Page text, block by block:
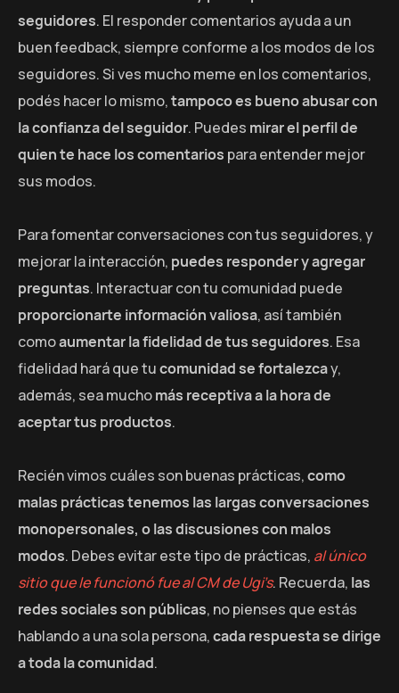
seguidores. El responder comentarios ayuda a un
buen feedback, siempre conforme a los modos de los
seguidores. Si ves mucho meme en los comentarios,
podés hacer lo mismo,tampoco es bueno abusar con
la confianza del seguidor. Puedes mirar el perfil de
quien te hace los comentarios para entender mejor
sus modos.
Para fomentar conversaciones con tus seguidores, y
mejorar la interacción, puedes responder y agregar
preguntas. Interactuar con tu comunidad puede
proporcionarte información valiosa, así también
comoaumentar la fidelidad de tus seguidores. Esa
fidelidad hará que tucomunidad se fortalezcay,
además, sea muchomás receptiva a la hora de
aceptar tus productos.
Recién vimos cuáles son buenas prácticas,como
malas prácticas tenemos las largas conversaciones
monopersonales, o las discusiones con malos
modos. Debes evitar este tipo de prácticas, al único
sitio que le funcionó fue al CM de Ugi’s. Recuerda, las
redes sociales son públicas, no pienses que estás
hablando a una sola persona,cada respuesta se dirige
a toda la comunidad.